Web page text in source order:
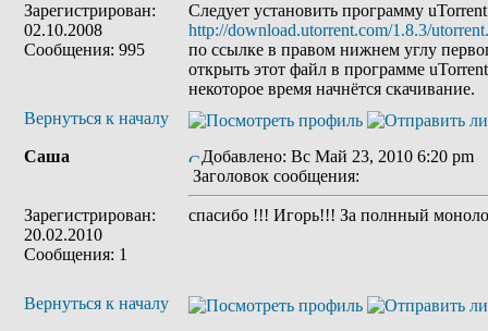
Зарегистрирован:
02.10.2008
Сообщения: 995
Следует установить программу
http://download.utorrent.com/1.8.3/
по ссылке в правом нижнем углу
открыть этот файл в программе
некоторое время начнётся скачивание.
Вернуться к началу
Cаша
Зарегистрирован:
20.02.2010
Сообщения: 1
Добавлено: Вс Май 23, 2010 6:20 pm
Заголовок сообщения:
спасибо !!! Игорь!!! За полнный
Вернуться к началу